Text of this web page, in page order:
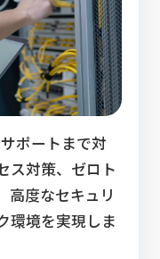
ポートまで対
ス対策、ゼロト
高度なセキュリ
環境を実現しま